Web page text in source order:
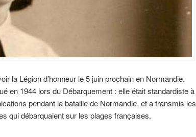
la Légion d’honneur le 5 juin prochain en Normandie.
en 1944 lors du Débarquement : elle était standardiste à
pendant la bataille de Normandie, et a transmis les
qui débarquaient sur les plages françaises.